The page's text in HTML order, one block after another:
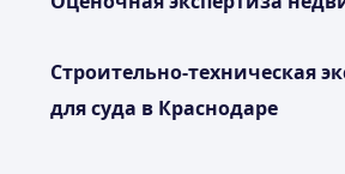
Строительно-техническая
для суда в Краснодаре